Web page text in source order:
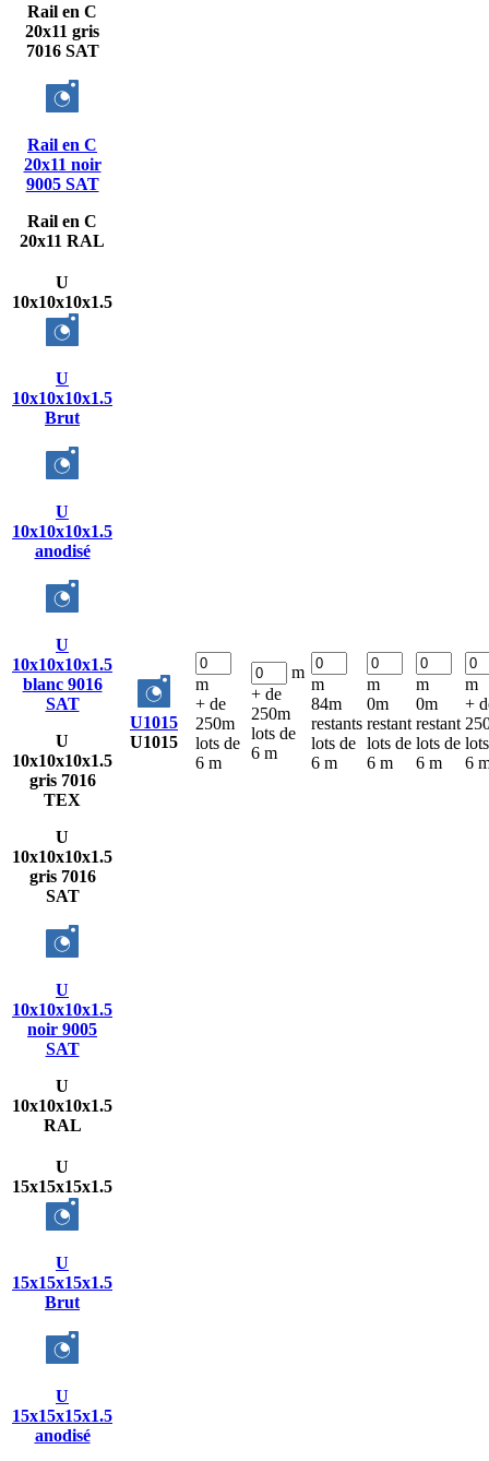
Rail en C
20x11 gris
7016 SAT
Rail en C
20x11 noir
9005 SAT
Rail en C
20x11 RAL
U
10x10x10x1.5
U
10x10x10x1.5
Brut
U
10x10x10x1.5
anodisé
U
10x10x10x1.5
blanc 9016
SAT
U
10x10x10x1.5
gris 7016
TEX
U
10x10x10x1.5
gris 7016
SAT
U
10x10x10x1.5
noir 9005
SAT
U
10x10x10x1.5
RAL
U1015
U1015
m
+ de
250m
lots de
6 m
m
+ de
250m
lots de
6 m
m
84m
restants
lots de
6 m
m
0m
restant
lots de
6 m
m
0m
restant
lots de
6 m
m
+
6
U
15x15x15x1.5
U
15x15x15x1.5
Brut
U
15x15x15x1.5
anodisé